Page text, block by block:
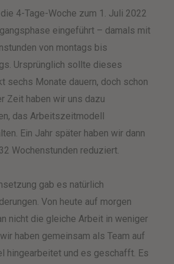
4-Tage-Woche zum 1. Juli 2022
eingeführt – damals mit
von montags bis
Ursprünglich sollte dieses
sechs Monate dauern, doch schon
Zeit haben wir uns dazu
das Arbeitszeitmodell
Ein Jahr später haben wir dann
Wochenstunden reduziert.
gab es natürlich
Von heute auf morgen
nicht die gleiche Arbeit in weniger
haben gemeinsam als Team auf
hingearbeitet und es geschafft. Es